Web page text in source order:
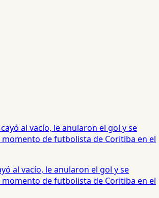
al vacío, le anularon el gol y se
de futbolista de Coritiba en el